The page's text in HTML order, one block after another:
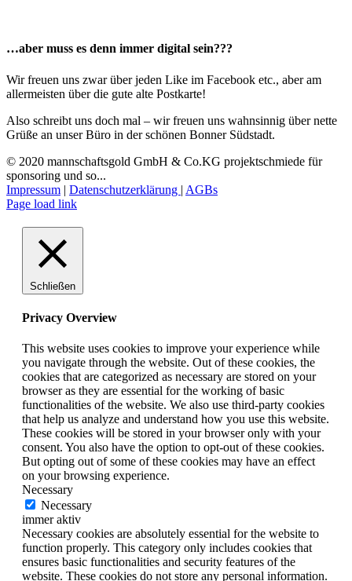
…aber muss es denn immer digital sein???
Wir freuen uns zwar über jeden Like im Facebook etc., aber am
allermeisten über die gute alte Postkarte!
Also schreibt uns doch mal – wir freuen uns wahnsinnig über nette
Grüße an unser Büro in der schönen Bonner Südstadt.
© 2020 mannschaftsgold GmbH & Co.KG projektschmiede für
sponsoring und so...
Impressum | Datenschutzerklärung | AGBs
Facebook
Instagram
LinkedIn
E-
Page load link
Schließen
Privacy Overview
This website uses cookies to improve your experience while
you navigate through the website. Out of these cookies, the
cookies that are categorized as necessary are stored on your
browser as they are essential for the working of basic
functionalities of the website. We also use third-party cookies
that help us analyze and understand how you use this website.
These cookies will be stored in your browser only with your
consent. You also have the option to opt-out of these cookies.
But opting out of some of these cookies may have an effect
on your browsing experience.
Necessary
Necessary
immer aktiv
Necessary cookies are absolutely essential for the website to
function properly. This category only includes cookies that
ensures basic functionalities and security features of the
website. These cookies do not store any personal information.